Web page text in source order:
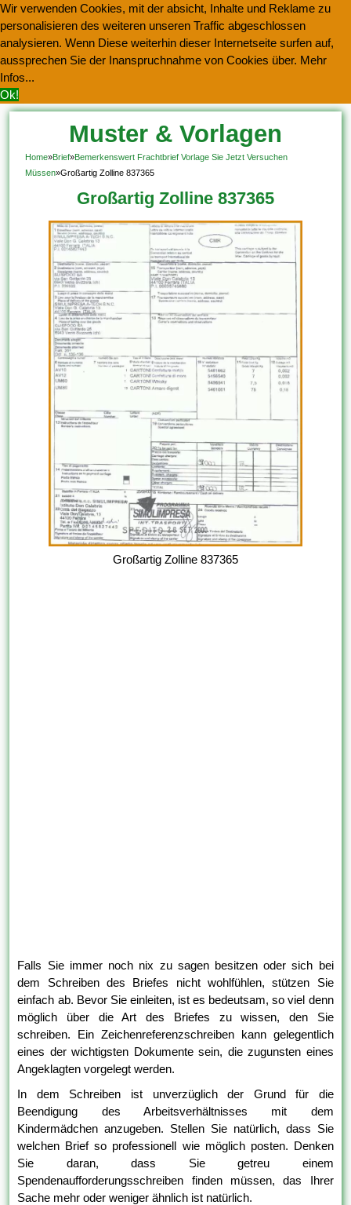
Wir verwenden Cookies, mit der absicht, Inhalte und Reklame zu
personalisieren des weiteren unseren Traffic abgeschlossen
analysieren. Wenn Diese weiterhin dieser Internetseite surfen auf,
aussprechen Sie der Inanspruchnahme von Cookies über. Mehr
Infos...
Ok!
Muster & Vorlagen
Kostenlos Herunterladen
Home»Brief»Bemerkenswert Frachtbrief Vorlage Sie Jetzt Versuchen
Müssen»Großartig Zolline 837365
Großartig Zolline 837365
Großartig Zolline 837365
Falls Sie immer noch nix zu sagen besitzen oder sich bei
dem Schreiben des Briefes nicht wohlfühlen, stützen Sie
einfach ab. Bevor Sie einleiten, ist es bedeutsam, so viel denn
möglich über die Art des Briefes zu wissen, den Sie
schreiben. Ein Zeichenreferenzschreiben kann gelegentlich
eines der wichtigsten Dokumente sein, die zugunsten eines
Angeklagten vorgelegt werden.
In dem Schreiben ist unverzüglich der Grund für die
Beendigung des Arbeitsverhältnisses mit dem
Kindermädchen anzugeben. Stellen Sie natürlich, dass Sie
welchen Brief so professionell wie möglich posten. Denken
Sie daran, dass Sie getreu einem
Spendenaufforderungsschreiben finden müssen, das Ihrer
Sache mehr oder weniger ähnlich ist natürlich.